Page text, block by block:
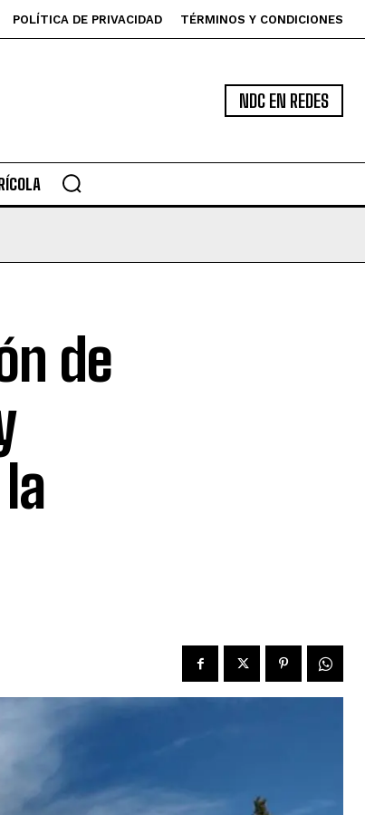
POLÍTICA DE PRIVACIDAD TÉRMINOS Y CONDICIONES
NDC EN REDES
de